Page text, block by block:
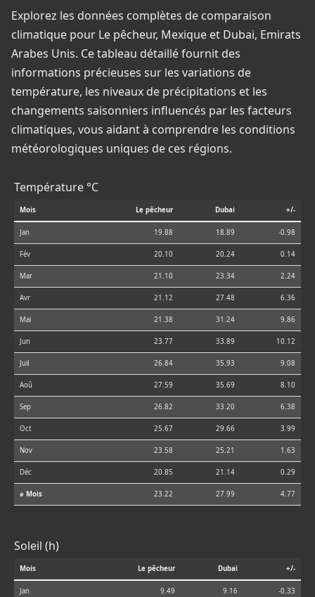
Explorez les données complètes de comparaison
climatique pour Le pêcheur, Mexique et Dubai, Emirats
Arabes Unis. Ce tableau détaillé fournit des
informations précieuses sur les variations de
température, les niveaux de précipitations et les
changements saisonniers influencés par les facteurs
climatiques, vous aidant à comprendre les conditions
météorologiques uniques de ces régions.
Température °C
Mois Le pêcheur Dubai +/-
Jan 19.88 18.89 -0.98
Fév 20.10 20.24 0.14
Mar 21.10 23.34 2.24
Avr 21.12 27.48 6.36
Mai 21.38 31.24 9.86
Jun 23.77 33.89 10.12
Juil 26.84 35.93 9.08
Aoû 27.59 35.69 8.10
Sep 26.82 33.20 6.38
Oct 25.67 29.66 3.99
Nov 23.58 25.21 1.63
Déc 20.85 21.14 0.29
⌀ Mois 23.22 27.99 4.77
Soleil (h)
Mois Le pêcheur Dubai +/-
Jan 9.49 9.16 -0.33